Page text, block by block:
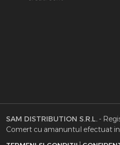
SAM DISTRIBUTION S.R.L. -
Comert cu amanuntul efectuat